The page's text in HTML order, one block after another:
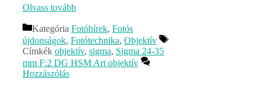
Olvass tovább
Kategória Fotóhírek, Fotós
újdonságok, Fotótechnika, Objektív
Címkék objektív, sigma, Sigma 24-35
mm F:2 DG HSM Art objektív
Hozzászólás